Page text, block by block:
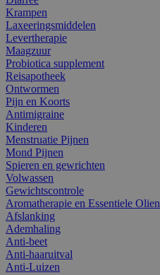
Krampen
Laxeeringsmiddelen
Levertherapie
Maagzuur
Probiotica supplement
Reisapotheek
Ontwormen
Pijn en Koorts
Antimigraine
Kinderen
Menstruatie Pijnen
Mond Pijnen
Spieren en gewrichten
Volwassen
Gewichtscontrole
Aromatherapie en Essentiele Olien
Afslanking
Ademhaling
Anti-beet
Anti-haaruitval
Anti-Luizen